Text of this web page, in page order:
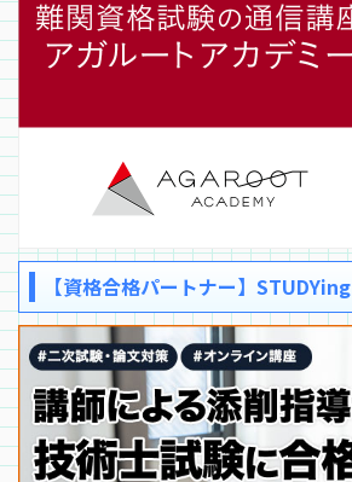
【資格合格パートナー】STUDYing